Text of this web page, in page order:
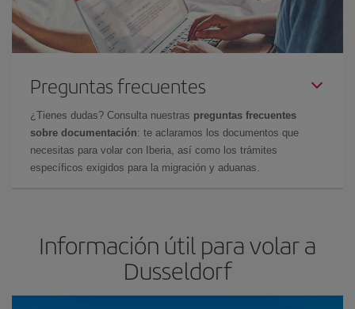
Preguntas frecuentes
¿Tienes dudas? Consulta nuestras preguntas frecuentes
sobre documentación: te aclaramos los documentos que
necesitas para volar con Iberia, así como los trámites
específicos exigidos para la migración y aduanas.
Información útil para volar a
Dusseldorf